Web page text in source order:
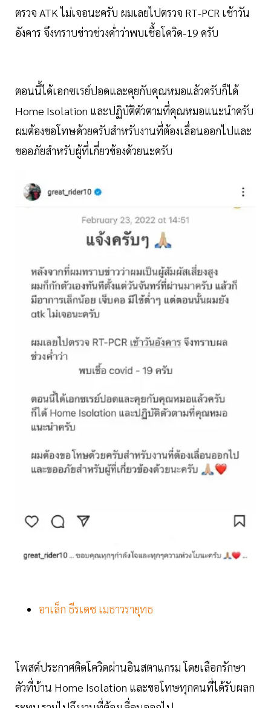
ตรวจ ATK ไม่เจอนะครับ ผมเลยไปตรวจ RT-PCR เช้าวัน
อังคาร จึงทราบข่าวช่วงค่ำว่าพบเชื้อโควิด-19 ครับ
ตอนนี้ได้เอกซเรย์ปอดและคุยกับคุณหมอแล้วครับก็ได้
Home Isolation และปฏิบัติตัวตามที่คุณหมอแนะนำครับ
ผมต้องขอโทษด้วยครับสำหรับงานที่ต้องเลื่อนออกไปและ
ขออภัยสำหรับผู้ที่เกี่ยวข้องด้วยนะครับ
อาเล็ก ธีรเดช เมธาวรายุทธ
โพสต์ประกาศติดโควิดผ่านอินสตาแกรม โดยเลือกรักษา
ตัวที่บ้าน Home Isolation และขอโทษทุกคนที่ได้รับผลก